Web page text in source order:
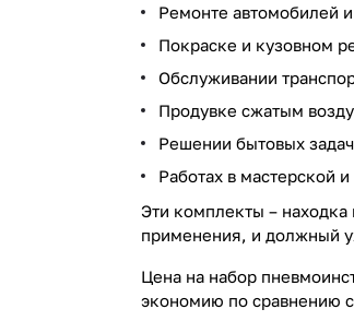
Ремонте автомобилей
Покраске и кузовном
Обслуживании
Продувке сжатым
Решении бытовых
Работах в мастерской
Эти комплекты –
применения, и должный
Цена на набор
экономию по сравнению